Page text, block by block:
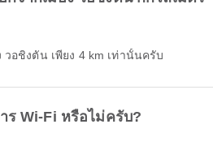
วอชิงตัน เพียง 4 km เท่านั้นครับ
ร Wi-Fi หรือไม่ครับ?